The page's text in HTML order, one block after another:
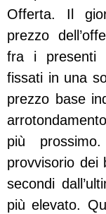
Offerta. Il
prezzo
fra i presenti
fissati in una
prezzo base
più
provvisorio dei
secondi
più elevato.